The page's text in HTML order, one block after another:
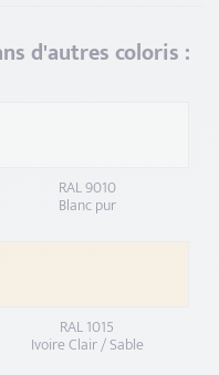
d'autres coloris :
RAL 9010
Blanc pur
RAL 1015
Ivoire Clair / Sable